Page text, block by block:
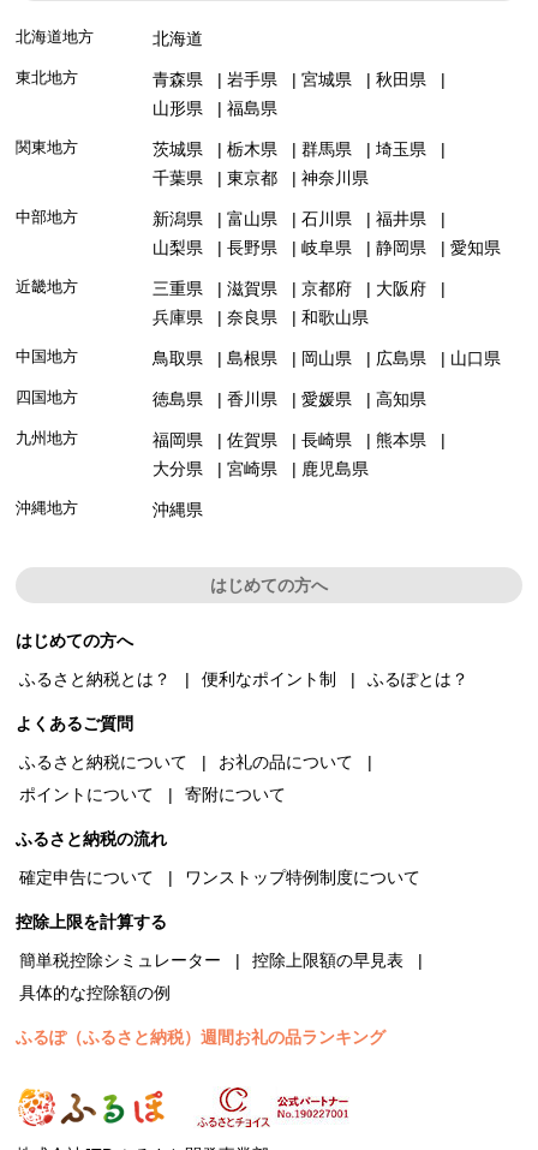
北海道地方 北海道
東北地方 青森県 岩手県 宮城県
秋田県
山形県
福島県
関東地方 茨城県 栃木県 群馬県
埼玉県
千葉県
東京都 神奈川県
中部地方 新潟県 富山県 石川県
福井県
山梨県
長野県 岐阜県 静岡県 愛知県
近畿地方 三重県 滋賀県 京都府
大阪府
兵庫県
奈良県 和歌山県
中国地方 鳥取県 島根県 岡山県 広島県 山口県
四国地方 徳島県 香川県 愛媛県 高知県
九州地方 福岡県 佐賀県 長崎県
熊本県
大分県
宮崎県 鹿児島県
沖縄地方 沖縄県
はじめての方へ
はじめての方へ
ふるさと納税とは？
便利なポイント制 ふるぽとは？
よくあるご質問
ふるさと納税について
お礼の品について
ポイントについて
寄附について
ふるさと納税の流れ
確定申告について
ワンストップ特例制度について
控除上限を計算する
簡単税控除シミュレーター
控除上限額の早見表
具体的な控除額の例
ふるぽ（ふるさと納税）週間お礼の品ランキング